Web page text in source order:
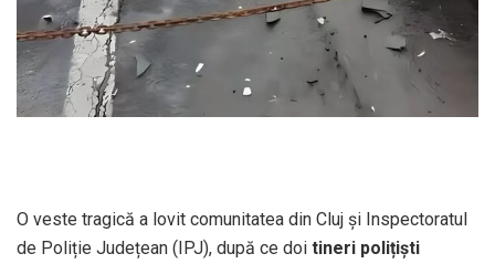
O veste tragică a lovit comunitatea din Cluj și Inspectoratul
de Poliție Județean (IPJ), după ce doi tineri polițiști